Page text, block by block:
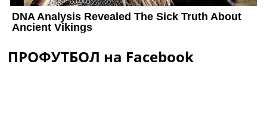
ПРОФУТБОЛ на Facebook